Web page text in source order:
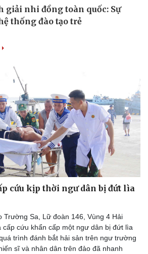
cứu kịp thời ngư dân bị đứt lìa
Trường Sa, Lữ đoàn 146, Vùng 4 Hải
cấp cứu khẩn cấp một ngư dân bị đứt lìa
trình đánh bắt hải sản trên ngư trường
sĩ và nhân dân trên đảo đã nhanh